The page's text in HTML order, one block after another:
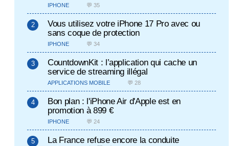
IPHONE 💬 35
Vous utilisez votre iPhone 17 Pro avec ou
sans coque de protection
IPHONE 💬 34
CountdownKit : l’application qui cache un
service de streaming illégal
APPLICATIONS MOBILE 💬 28
Bon plan : l'iPhone Air d'Apple est en
promotion à 899 €
IPHONE 💬 24
La France refuse encore la conduite